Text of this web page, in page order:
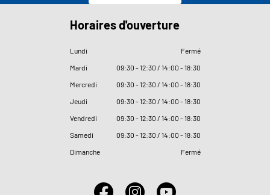
Horaires d'ouverture
Lundi
Fermé
Mardi
09:30 - 12:30 / 14:00 - 18:30
Mercredi
09:30 - 12:30 / 14:00 - 18:30
Jeudi
09:30 - 12:30 / 14:00 - 18:30
Vendredi
09:30 - 12:30 / 14:00 - 18:30
Samedi
09:30 - 12:30 / 14:00 - 18:30
Dimanche
Fermé